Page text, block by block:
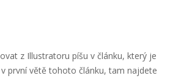
z Illustratoru píšu v článku, který je
první větě tohoto článku, tam najdete